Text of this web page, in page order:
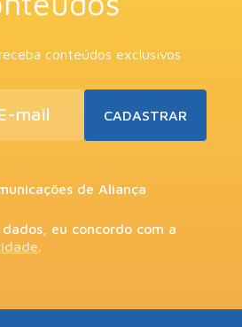
conteúdos exclusivos
de Aliança
eu concordo com a
.